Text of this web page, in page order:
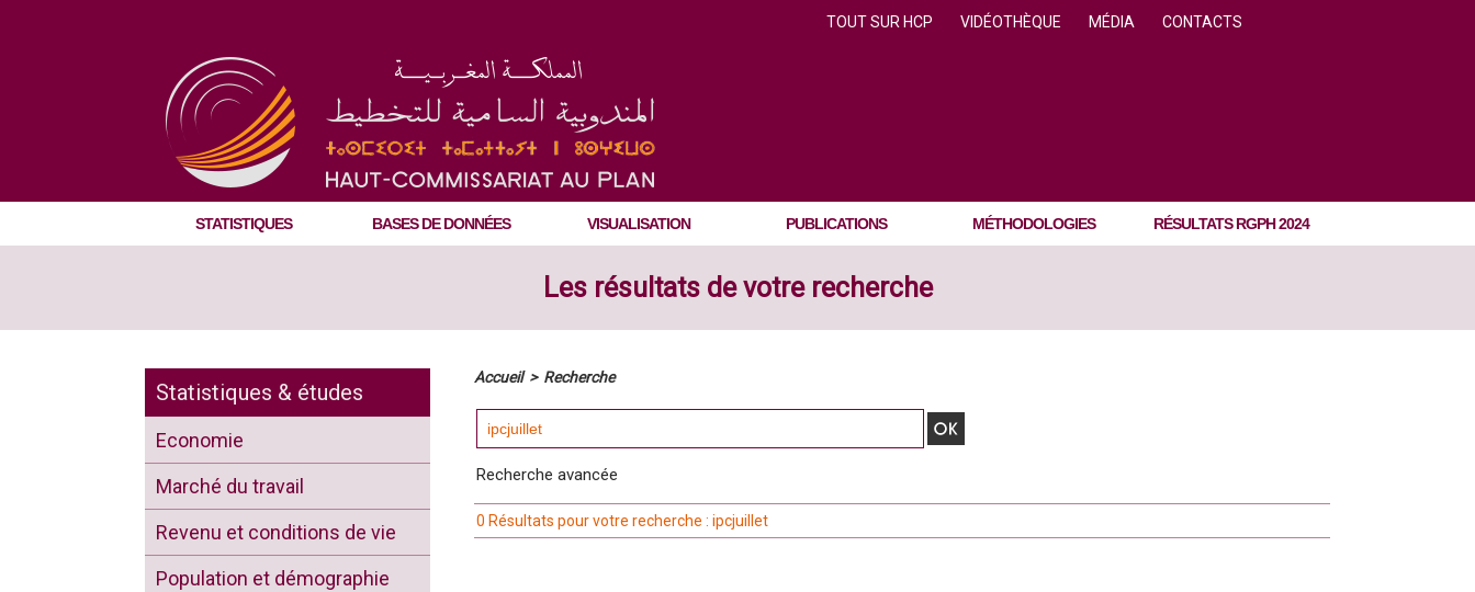
TOUT SUR HCP VIDÉOTHÈQUE MÉDIA CONTACTS
STATISTIQUES BASES DE DONNÉES VISUALISATION PUBLICATIONS MÉTHODOLOGIES RÉSULTATS RGPH 2024
Les résultats de votre recherche
Statistiques & études
Economie
Marché du travail
Revenu et conditions de vie
Population et démographie
Accueil > Recherche
Recherche avancée
0 Résultats pour votre recherche : ipcjuillet